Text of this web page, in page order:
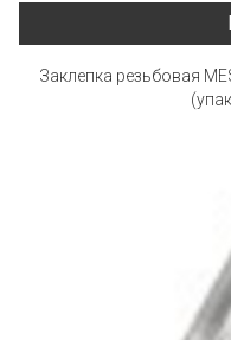
Заклепка резьбовая